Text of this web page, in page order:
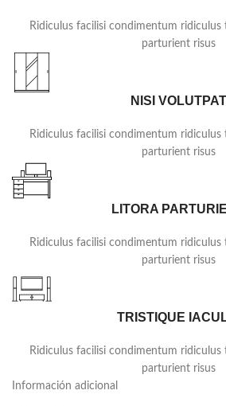
Ridiculus facilisi condimentum
parturient risus
NISI VOLUTPAT
Ridiculus facilisi condimentum
parturient risus
LITORA
Ridiculus facilisi condimentum
parturient risus
TRISTIQUE
Ridiculus facilisi condimentum
parturient risus
Información adicional